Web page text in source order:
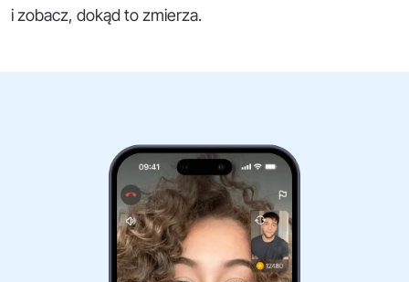
i zobacz, dokąd to zmierza.